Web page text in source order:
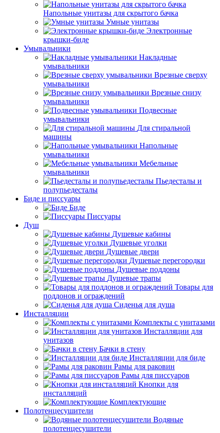
Напольные унитазы для скрытого бачка
Умные унитазы
Электронные
крышки-биде
Умывальники
Накладные
умывальники
Врезные сверху
умывальники
Врезные снизу
умывальники
Подвесные
умывальники
Для стиральной
машины
Напольные
умывальники
Мебельные
умывальники
Пьедесталы и
полупьедесталы
Биде и писсуары
Биде
Писсуары
Душ
Душевые кабины
Душевые уголки
Душевые двери
Душевые перегородки
Душевые поддоны
Душевые трапы
Товары для
поддонов и ограждений
Сиденья для душа
Инсталляции
Комплекты с унитазами
Инсталляции для
унитазов
Бачки в стену
Инсталляции для биде
Рамы для раковин
Рамы для писсуаров
Кнопки для
инсталляций
Комплектующие
Полотенцесушители
Водяные
полотенцесушители